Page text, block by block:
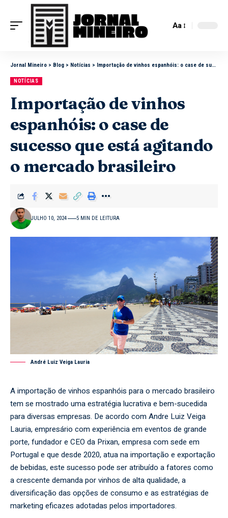
Aa
Jornal Mineiro > Blog > Notícias > Importação de vinhos espanhóis: o case de sucesso que está agitando o mercado brasileiro
NOTÍCIAS
Importação de vinhos
espanhóis: o case de
sucesso que está agitando
o mercado brasileiro
JULHO 10, 2024 5 MIN DE LEITURA
André Luiz Veiga Lauria
A importação de vinhos espanhóis para o mercado brasileiro
tem se mostrado uma estratégia lucrativa e bem-sucedida
para diversas empresas. De acordo com Andre Luiz Veiga
Lauria, empresário com experiência em eventos de grande
porte, fundador e CEO da Prixan, empresa com sede em
Portugal e que desde 2020, atua na importação e exportação
de bebidas, este sucesso pode ser atribuído a fatores como
a crescente demanda por vinhos de alta qualidade, a
diversificação das opções de consumo e as estratégias de
marketing eficazes adotadas pelos importadores.